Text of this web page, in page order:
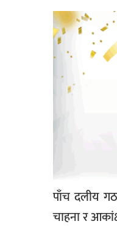
पाँच दलीय
चाहना र